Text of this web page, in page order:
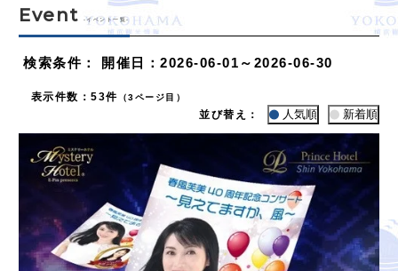
Event -イベント一覧-
検索条件 ： 開催日：2026-06-01～2026-06-30
表示件数 ：53件 （3ページ目）
並び替え： 人気順 新着順